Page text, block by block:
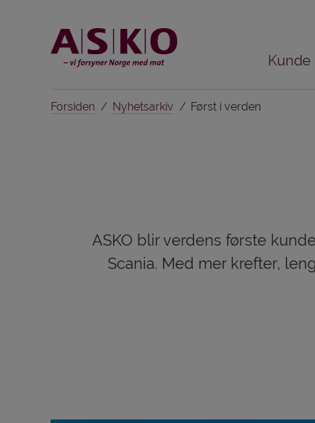
Kunde
Forsiden Nyhetsarkiv Først i verden
ASKO blir verdens første
Scania. Med mer krefter,